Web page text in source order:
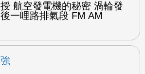
航空發電機的秘密 渦輪發
一哩路排氣段 FM AM